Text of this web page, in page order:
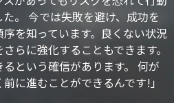
。 今では失敗を避け、成功を
を知っています。良くない状況
らに強化することもできます。
という確信があります。 何が
に進むことができるんです!」